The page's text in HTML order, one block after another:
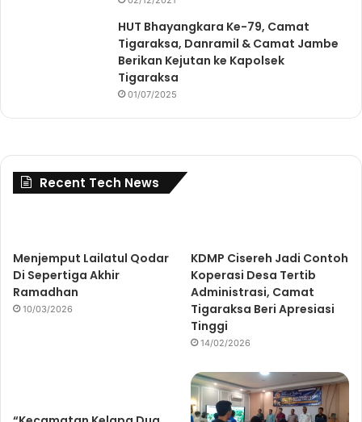
HUT Bhayangkara Ke-79, Camat
Tigaraksa, Danramil & Camat Jambe
Berikan Kejutan ke Kapolsek
Tigaraksa
01/07/2025
Recent Tech News
Menjemput Lailatul Qodar
Di Sepertiga Akhir
Ramadhan
10/03/2026
KDMP Cisereh Jadi Contoh
Koperasi Desa Tertib
Administrasi, Camat
Tigaraksa Beri Apresiasi
Tinggi
14/02/2026